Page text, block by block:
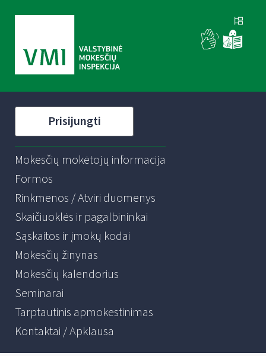
Prisijungti
Mokesčių mokėtojų informacija
Formos
Rinkmenos / Atviri duomenys
Skaičiuoklės ir pagalbininkai
Sąskaitos ir įmokų kodai
Mokesčių žinynas
Mokesčių kalendorius
Seminarai
Tarptautinis apmokestinimas
Kontaktai / Apklausa